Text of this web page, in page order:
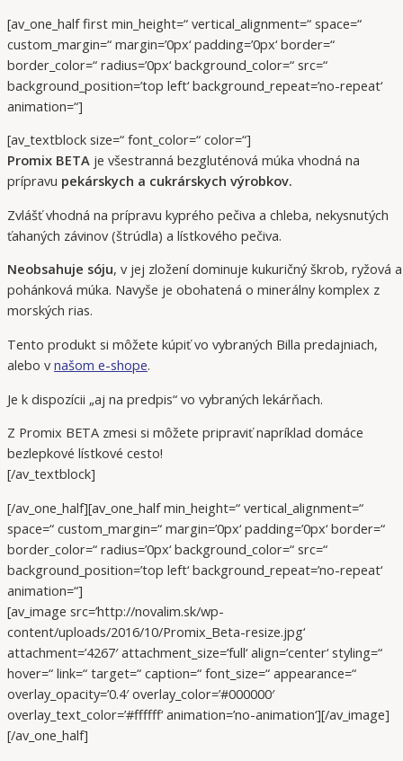
[av_one_half first min_height=“ vertical_alignment=“ space=“
custom_margin=“ margin=’0px‘ padding=’0px‘ border=“
border_color=“ radius=’0px‘ background_color=“ src=“
background_position=’top left‘ background_repeat=’no-repeat‘
animation=“]
[av_textblock size=“ font_color=“ color=“]
Promix BETA je všestranná bezgluténová múka vhodná na
prípravu pekárskych a cukrárskych výrobkov.
Zvlášť vhodná na prípravu kyprého pečiva a chleba, nekysnutých
ťahaných závinov (štrúdla) a lístkového pečiva.
Neobsahuje sóju, v jej zložení dominuje kukuričný škrob, ryžová a
pohánková múka. Navyše je obohatená o minerálny komplex z
morských rias.
Tento produkt si môžete kúpiť vo vybraných Billa predajniach,
alebo v našom e-shope.
Je k dispozícii „aj na predpis“ vo vybraných lekárňach.
Z Promix BETA zmesi si môžete pripraviť napríklad domáce
bezlepkové lístkové cesto!
[/av_textblock]
[/av_one_half][av_one_half min_height=“ vertical_alignment=“
space=“ custom_margin=“ margin=’0px‘ padding=’0px‘ border=“
border_color=“ radius=’0px‘ background_color=“ src=“
background_position=’top left‘ background_repeat=’no-repeat‘
animation=“]
[av_image src=’http://novalim.sk/wp-
content/uploads/2016/10/Promix_Beta-resize.jpg‘
attachment=’4267′ attachment_size=’full‘ align=’center‘ styling=“
hover=“ link=“ target=“ caption=“ font_size=“ appearance=“
overlay_opacity=’0.4′ overlay_color=’#000000′
overlay_text_color=’#ffffff‘ animation=’no-animation‘][/av_image]
[/av_one_half]